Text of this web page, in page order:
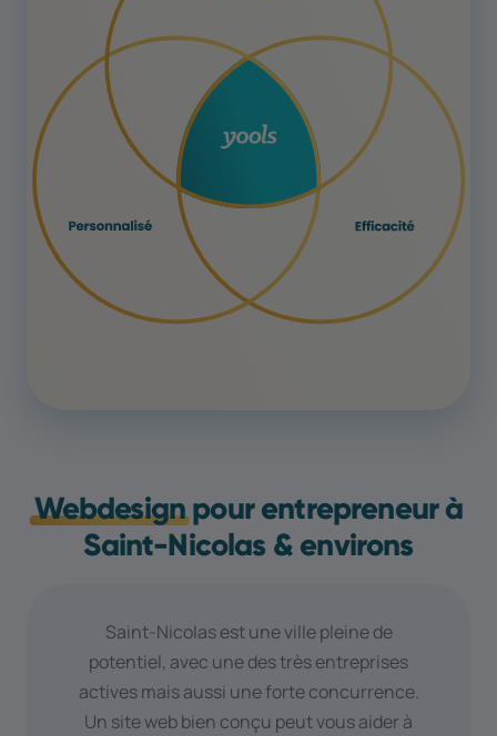
Webdesignpour entrepreneur à
Saint-Nicolas & environs
Saint-Nicolas est une ville pleine de
potentiel, avec une des très entreprises
actives mais aussi une forte concurrence.
Un site web bien conçu peut vous aider à